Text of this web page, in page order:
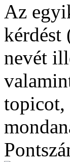
Az
kérdést
nevét
topicot,